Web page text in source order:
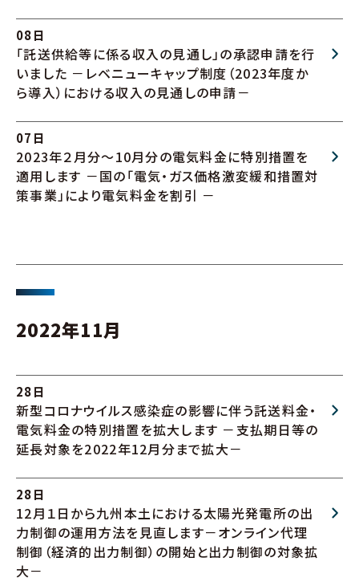
08日
「託送供給等に係る収入の見通し」の承認申請を行
いました －レベニューキャップ制度（2023年度か
ら導入）における収入の見通しの申請－
07日
2023年２月分～10月分の電気料金に特別措置を
適用します －国の「電気・ガス価格激変緩和措置対
策事業」により電気料金を割引 －
2022年11月
28日
新型コロナウイルス感染症の影響に伴う託送料金・
電気料金の特別措置を拡大します －支払期日等の
延長対象を2022年12月分まで拡大－
28日
12月１日から九州本土における太陽光発電所の出
力制御の運用方法を見直します－オンライン代理
制御（経済的出力制御）の開始と出力制御の対象拡
大－